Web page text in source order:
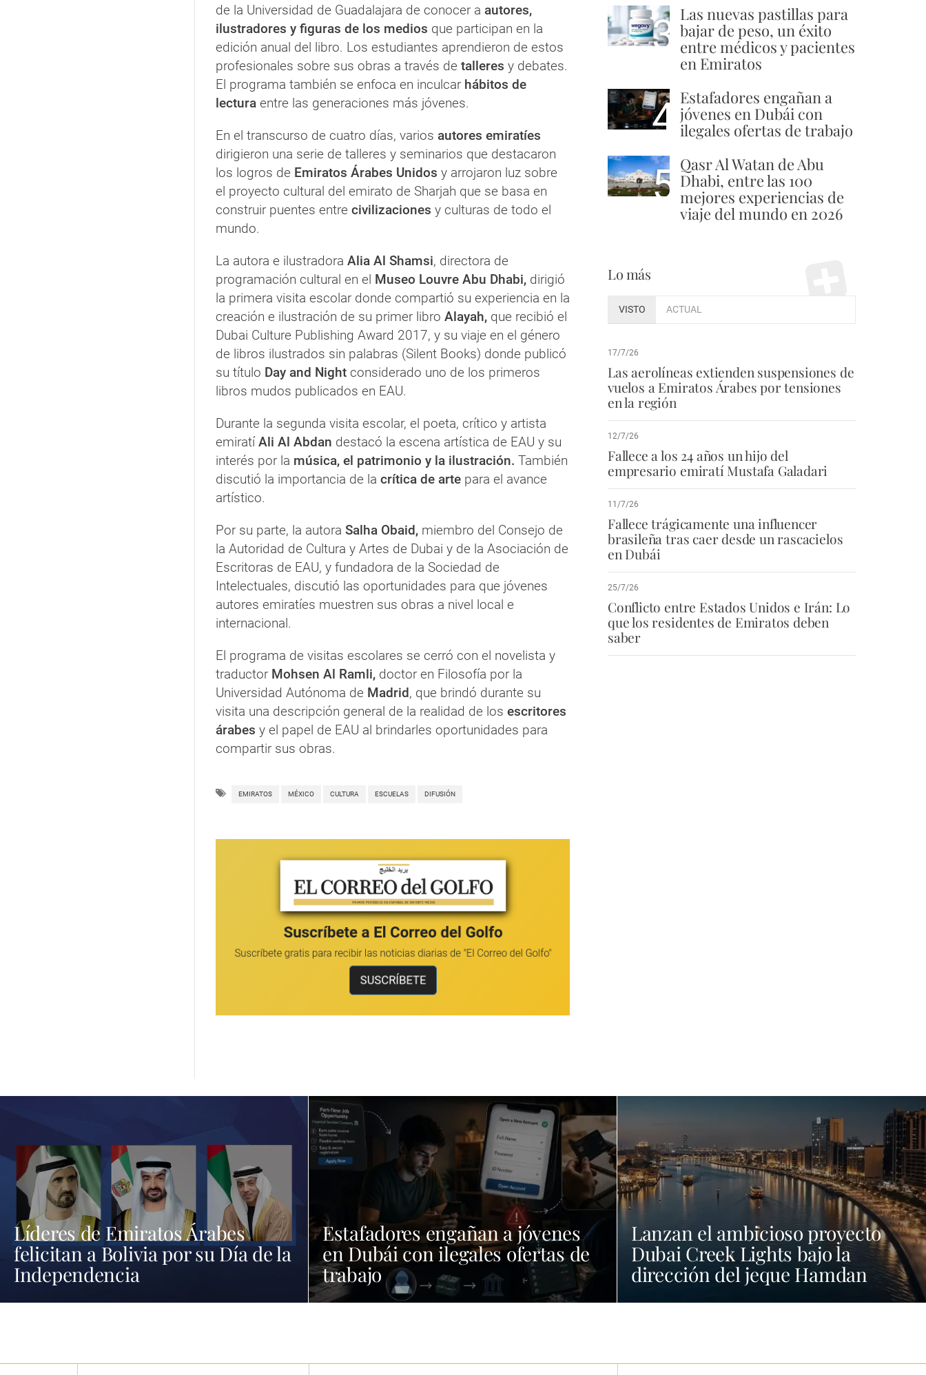
de la Universidad de Guadalajara de conocer a autores,
ilustradores y figuras de los medios que participan en la
edición anual del libro. Los estudiantes aprendieron de estos
profesionales sobre sus obras a través de talleres y debates.
El programa también se enfoca en inculcar hábitos de
lectura entre las generaciones más jóvenes.
En el transcurso de cuatro días, varios autores emiratíes
dirigieron una serie de talleres y seminarios que destacaron
los logros de Emiratos Árabes Unidos y arrojaron luz sobre
el proyecto cultural del emirato de Sharjah que se basa en
construir puentes entre civilizaciones y culturas de todo el
mundo.
La autora e ilustradora Alia Al Shamsi, directora de
programación cultural en el Museo Louvre Abu Dhabi, dirigió
la primera visita escolar donde compartió su experiencia en la
creación e ilustración de su primer libro Alayah, que recibió el
Dubai Culture Publishing Award 2017, y su viaje en el género
de libros ilustrados sin palabras (Silent Books) donde publicó
su título Day and Night considerado uno de los primeros
libros mudos publicados en EAU.
Durante la segunda visita escolar, el poeta, crítico y artista
emiratíAli Al Abdan destacó la escena artística de EAU y su
interés por la música, el patrimonio y la ilustración. También
discutió la importancia de la crítica de arte para el avance
artístico.
Por su parte, la autora Salha Obaid, miembro del Consejo de
la Autoridad de Cultura y Artes de Dubai y de la Asociación de
Escritoras de EAU, y fundadora de la Sociedad de
Intelectuales, discutió las oportunidades para que jóvenes
autores emiratíes muestren sus obras a nivel local e
internacional.
El programa de visitas escolares se cerró con el novelista y
traductor Mohsen Al Ramli, doctor en Filosofía por la
Universidad Autónoma de Madrid, que brindó durante su
visita una descripción general de la realidad de los escritores
árabes y el papel de EAU al brindarles oportunidades para
compartir sus obras.
EMIRATOS MÉXICO CULTURA ESCUELAS DIFUSIÓN
3 Las nuevas pastillas para
bajar de peso, un éxito
entre médicos y pacientes
en Emiratos
4 Estafadores engañan a
jóvenes en Dubái con
ilegales ofertas de trabajo
5 Qasr Al Watan de Abu
Dhabi, entre las 100
mejores experiencias de
viaje del mundo en 2026
Lo más
VISTO ACTUAL
17/7/26
Las aerolíneas extienden suspensiones de
vuelos a Emiratos Árabes por tensiones
en la región
12/7/26
Fallece a los 24 años un hijo del
empresario emiratí Mustafa Galadari
11/7/26
Fallece trágicamente una influencer
brasileña tras caer desde un rascacielos
en Dubái
25/7/26
Conflicto entre Estados Unidos e Irán: Lo
que los residentes de Emiratos deben
saber
Líderes de Emiratos Árabes
felicitan a Bolivia por su Día de la
Independencia
Estafadores engañan a jóvenes
en Dubái con ilegales ofertas de
trabajo
Lanzan el ambicioso proyecto
Dubai Creek Lights bajo la
dirección del jeque Hamdan